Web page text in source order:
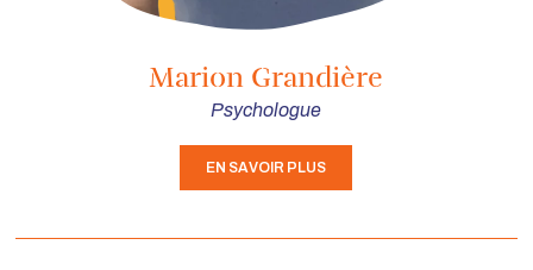
Marion Grandière
Psychologue
EN SAVOIR PLUS